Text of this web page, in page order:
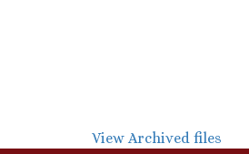
View Archived files